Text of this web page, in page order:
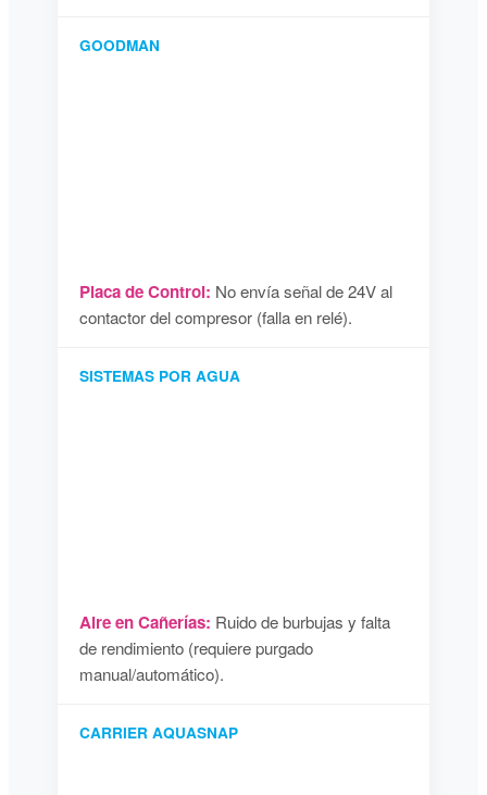
GOODMAN
Placa de Control: No envía señal de 24V al
contactor del compresor (falla en relé).
SISTEMAS POR AGUA
Aire en Cañerías: Ruido de burbujas y falta
de rendimiento (requiere purgado
manual/automático).
CARRIER AQUASNAP